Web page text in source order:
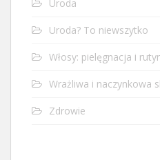
Uroda
Uroda? To niewszytko
Włosy: pielęgnacja i
Wrażliwa i naczynkowa
Zdrowie